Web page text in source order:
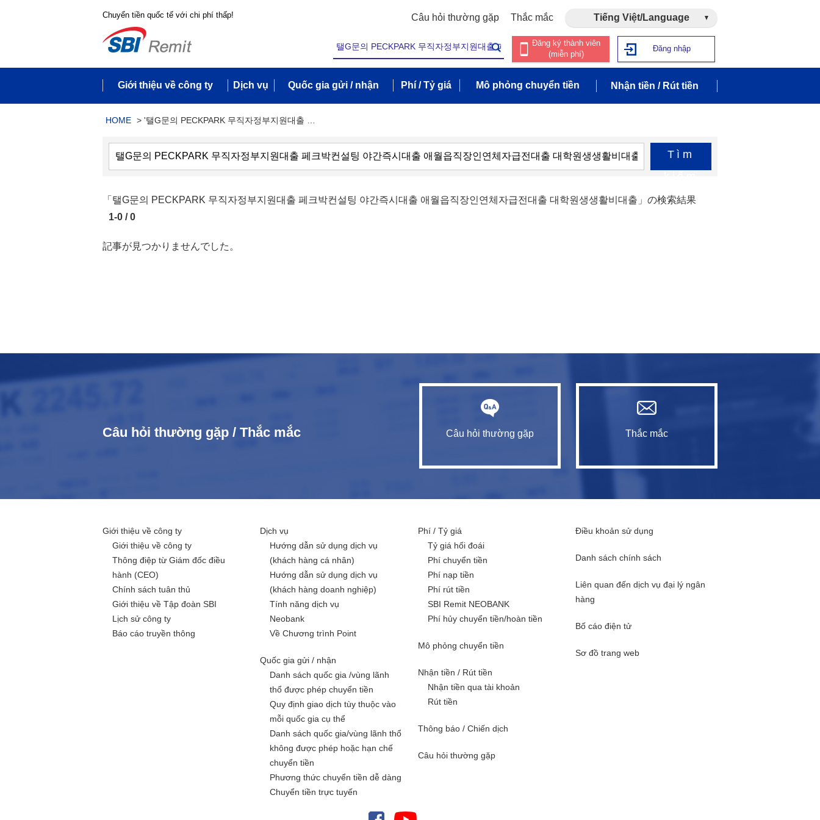
Chuyển tiền quốc tế với chi phí thấp! Câu hỏi thường gặp Thắc mắc Tiếng Việt/Language
Đăng ký thành viên
(miễn phí)
Đăng nhập
Giới thiệu về công ty Dịch vụ Quốc gia gửi / nhận Phí / Tỷ giá Mô phỏng chuyển tiền Nhận tiền / Rút tiền
HOME > '탤G문의 PECKPARK 무직자정부지원대출 …
Tìm
「탤G문의 PECKPARK 무직자정부지원대출 페크박컨설팅 야간즉시대출 애월읍직장인연체자급전대출 대학원생생활비대출」の検索結果
1-0 / 0
記事が見つかりませんでした。
Câu hỏi thường gặp / Thắc mắc Câu hỏi thường gặp Thắc mắc
Giới thiệu về công ty
Giới thiệu về công ty
Thông điệp từ Giám đốc điều
hành (CEO)
Chính sách tuân thủ
Giới thiệu về Tập đoàn SBI
Lịch sử công ty
Báo cáo truyền thông
Dịch vụ
Hướng dẫn sử dụng dịch vụ
(khách hàng cá nhân)
Hướng dẫn sử dụng dịch vụ
(khách hàng doanh nghiệp)
Tính năng dịch vụ
Neobank
Về Chương trình Point
Quốc gia gửi / nhận
Danh sách quốc gia /vùng lãnh
thổ được phép chuyển tiền
Quy định giao dịch tùy thuộc vào
mỗi quốc gia cụ thể
Danh sách quốc gia/vùng lãnh thổ
không được phép hoặc hạn chế
chuyển tiền
Phương thức chuyển tiền dễ dàng
Chuyển tiền trực tuyến
Phí / Tỷ giá
Tỷ giá hối đoái
Phí chuyển tiền
Phí nạp tiền
Phí rút tiền
SBI Remit NEOBANK
Phí hủy chuyển tiền/hoàn tiền
Mô phỏng chuyển tiền
Nhận tiền / Rút tiền
Nhận tiền qua tài khoản
Rút tiền
Thông báo / Chiến dịch
Câu hỏi thường gặp
Điều khoản sử dụng
Danh sách chính sách
Liên quan đến dịch vụ đại lý ngân
hàng
Bố cáo điện tử
Sơ đồ trang web